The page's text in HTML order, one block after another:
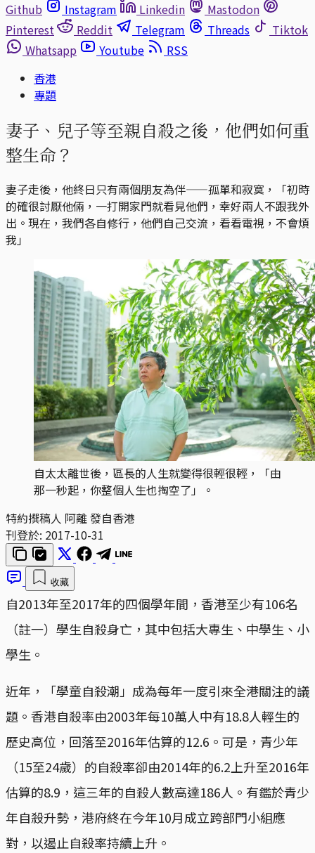
Github
Instagram Linkedin
Mastodon
Pinterest
Reddit Telegram Threads
Tiktok
Whatsapp
Youtube
RSS
香港
專題
妻子、兒子等至親自殺之後，他們如何重
整生命？
妻子走後，他終日只有兩個朋友為伴——孤單和寂寞，「初時
的確很討厭他倆，一打開家門就看見他們，幸好兩人不跟我外
出。現在，我們各自修行，他們自己交流，看看電視，不會煩
我」
自太太離世後，區長的人生就變得很輕很輕，「由
那一秒起，你整個人生也掏空了」。
特約撰稿人 阿離 發自香港
刊登於: 2017-10-31
收藏
自2013年至2017年的四個學年間，香港至少有106名
（註一）學生自殺身亡，其中包括大專生、中學生、小
學生。
近年，「學童自殺潮」成為每年一度引來全港關注的議
題。香港自殺率由2003年每10萬人中有18.8人輕生的
歷史高位，回落至2016年估算的12.6。可是，青少年
（15至24歲）的自殺率卻由2014年的6.2上升至2016年
估算的8.9，這三年的自殺人數高達186人。有鑑於青少
年自殺升勢，港府終在今年10月成立跨部門小組應
對，以遏止自殺率持續上升。